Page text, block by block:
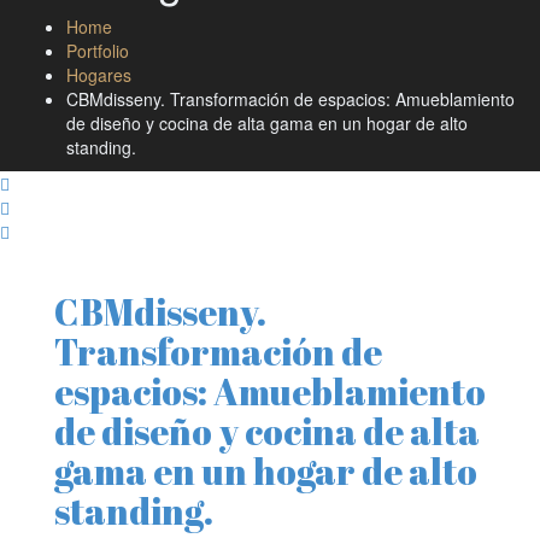
Home
Portfolio
Hogares
CBMdisseny. Transformación de espacios: Amueblamiento
de diseño y cocina de alta gama en un hogar de alto
standing.
CBMdisseny.
Transformación de
espacios: Amueblamiento
de diseño y cocina de alta
gama en un hogar de alto
standing.